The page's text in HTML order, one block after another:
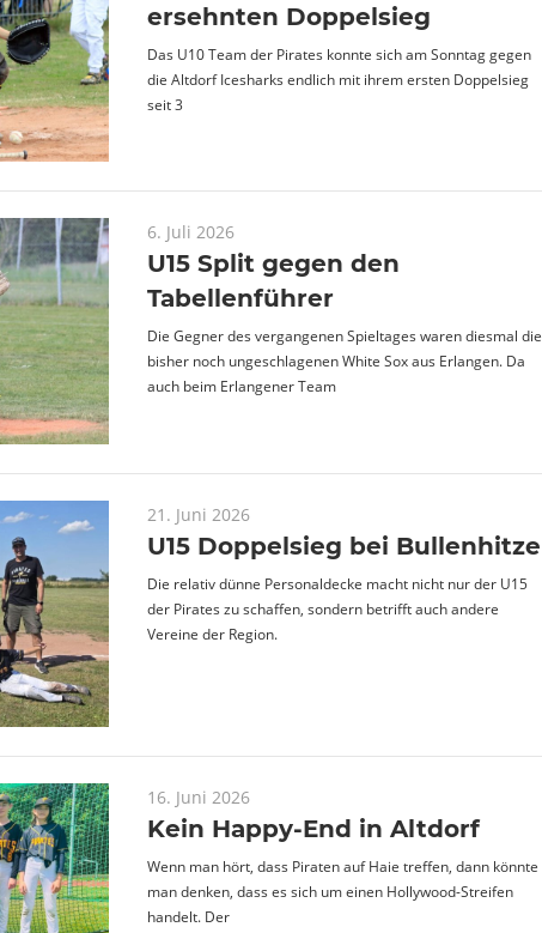
ersehnten Doppelsieg
Das U10 Team der Pirates konnte sich am Sonntag gegen
die Altdorf Icesharks endlich mit ihrem ersten Doppelsieg
seit 3
6. Juli 2026
U15 Split gegen den
Tabellenführer
Die Gegner des vergangenen Spieltages waren diesmal die
bisher noch ungeschlagenen White Sox aus Erlangen. Da
auch beim Erlangener Team
21. Juni 2026
U15 Doppelsieg bei Bullenhitze
Die relativ dünne Personaldecke macht nicht nur der U15
der Pirates zu schaffen, sondern betrifft auch andere
Vereine der Region.
16. Juni 2026
Kein Happy-End in Altdorf
Wenn man hört, dass Piraten auf Haie treffen, dann könnte
man denken, dass es sich um einen Hollywood-Streifen
handelt. Der